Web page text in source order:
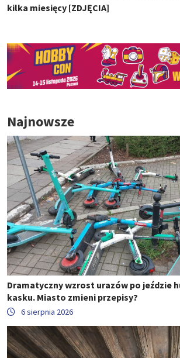
kilka miesięcy [ZDJĘCIA]
Najnowsze
Dramatyczny wzrost urazów po jeździe
kasku. Miasto zmieni przepisy?
6 sierpnia 2026